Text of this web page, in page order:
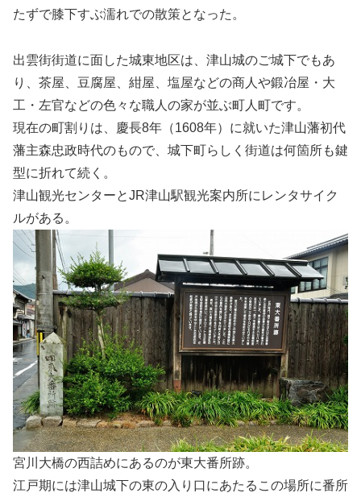
たずで膝下すぶ濡れでの散策となった。
出雲街街道に面した城東地区は、津山城のご城下でもあ
り、茶屋、豆腐屋、紺屋、塩屋などの商人や鍛冶屋・大
工・左官などの色々な職人の家が並ぶ町人町です。
現在の町割りは、慶長8年（1608年）に就いた津山藩初代
藩主森忠政時代のもので、城下町らしく街道は何箇所も鍵
型に折れて続く。
津山観光センターとJR津山駅観光案内所にレンタサイク
ルがある。
宮川大橋の西詰めにあるのが東大番所跡。
江戸期には津山城下の東の入り口にあたるこの場所に番所